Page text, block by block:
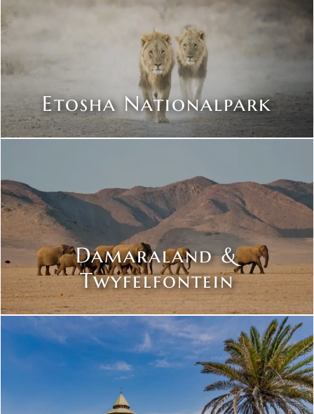
Etosha Nationalpark
Damaraland &
Twyfelfontein